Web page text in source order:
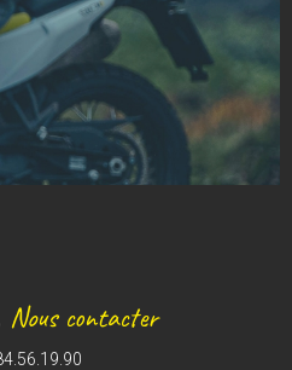
Nous contacter